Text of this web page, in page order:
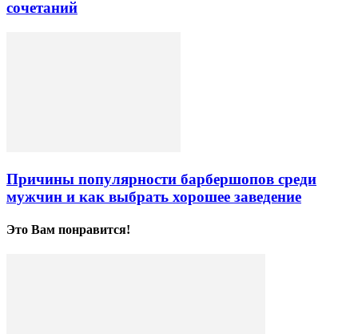
сочетаний
Причины популярности барбершопов среди
мужчин и как выбрать хорошее заведение
Это Вам понравится!